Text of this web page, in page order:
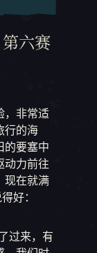
六赛
，非常适
行的海
的要塞中
动力前往
现在就满
好：
过来，有